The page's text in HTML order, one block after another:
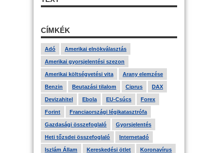
CÍMKÉK
Adó Amerikai elnökválasztás
Amerikai gyorsjelentési szezon
Amerikai költségvetési vita Arany elemzése
Benzin Beutazási tilalom Ciprus DAX
Devizahitel Ebola EU-Csúcs Forex
Forint Franciaországi légikatasztrófa
Gazdasági összefoglaló Gyorsjelentés
Heti tőzsdei összefoglaló Internetadó
Iszlám Állam Kereskedési ötlet Koronavírus